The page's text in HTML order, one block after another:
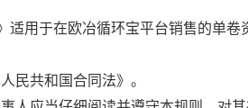
适用于在欧冶循环宝平台销售的单卷
民共和国合同法》。